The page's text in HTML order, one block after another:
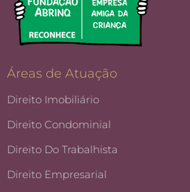
Áreas de Atuação
Direito Imobiliário
Direito Condominial
Direito Do Trabalhista
Direito Empresarial